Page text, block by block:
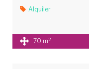
Alquiler
70 m2